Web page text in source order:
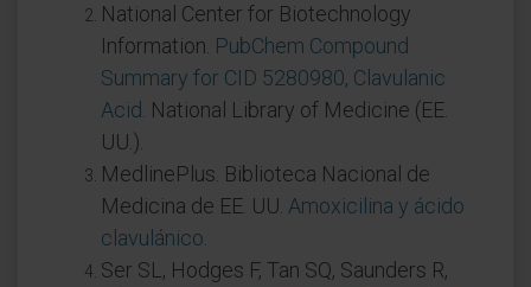
National Center for Biotechnology
Information. PubChem Compound
Summary for CID 5280980, Clavulanic
Acid . National Library of Medicine (EE.
UU.).
MedlinePlus. Biblioteca Nacional de
Medicina de EE. UU. Amoxicilina y ácido
clavulánico
Ser SL, Hodges F, Tan SQ, Saunders R,